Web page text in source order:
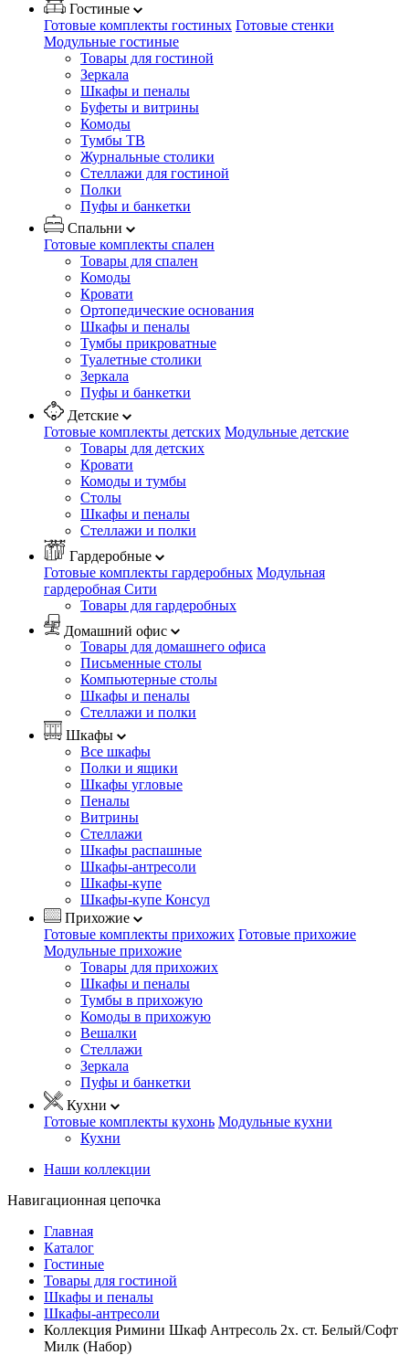
Гостиные
Готовые комплекты гостиных Готовые стенки
Модульные гостиные
Товары для гостиной
Зеркала
Шкафы и пеналы
Буфеты и витрины
Комоды
Тумбы ТВ
Журнальные столики
Стеллажи для гостиной
Полки
Пуфы и банкетки
Спальни
Готовые комплекты спален
Товары для спален
Комоды
Кровати
Ортопедические основания
Шкафы и пеналы
Тумбы прикроватные
Туалетные столики
Зеркала
Пуфы и банкетки
Детские
Готовые комплекты детских Модульные детские
Товары для детских
Кровати
Комоды и тумбы
Столы
Шкафы и пеналы
Стеллажи и полки
Гардеробные
Готовые комплекты гардеробных Модульная
гардеробная Сити
Товары для гардеробных
Домашний офис
Товары для домашнего офиса
Письменные столы
Компьютерные столы
Шкафы и пеналы
Стеллажи и полки
Шкафы
Все шкафы
Полки и ящики
Шкафы угловые
Пеналы
Витрины
Стеллажи
Шкафы распашные
Шкафы-антресоли
Шкафы-купе
Шкафы-купе Консул
Прихожие
Готовые комплекты прихожих Готовые прихожие
Модульные прихожие
Товары для прихожих
Шкафы и пеналы
Тумбы в прихожую
Комоды в прихожую
Вешалки
Стеллажи
Зеркала
Пуфы и банкетки
Кухни
Готовые комплекты кухонь Модульные кухни
Кухни
Наши коллекции
Навигационная цепочка
Главная
Каталог
Гостиные
Товары для гостиной
Шкафы и пеналы
Шкафы-антресоли
Коллекция Римини Шкаф Антресоль 2х. ст. Белый/Софт
Милк (Набор)